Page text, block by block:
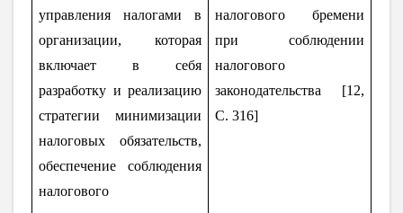
управления налогами в
организации, которая
включает в себя
разработку и реализацию
стратегии минимизации
налоговых обязательств,
обеспечение соблюдения
налогового
налогового бремени
при соблюдении
налогового
законодательства [12,
C. 316]